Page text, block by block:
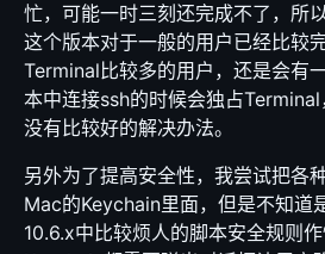
忙，可能一时三刻还完成不了，所
这个版本对于一般的用户已经比较
Terminal比较多的用户，还是会有
本中连接ssh的时候会独占
没有比较好的解决办法。
另外为了提高安全性，我尝试把各
Mac的Keychain里面，但是不知道
10.6.x中比较烦人的脚本安全规则